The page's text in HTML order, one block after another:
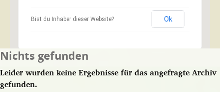
Bist du Inhaber dieser Website? Ok
Nichts gefunden
Leider wurden keine Ergebnisse für das angefragte Archiv
gefunden.